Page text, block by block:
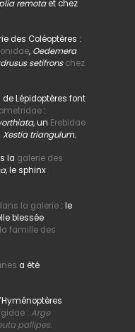
remotaet chez
des Coléoptères :
,Oedemera
setifrons chez
Lépidoptères font
:
un Erebidae
Xestia triangulum.
la galerie des
le sphinx
la galerie : le
blessée
famille des
a été
: Arge
pallipes.